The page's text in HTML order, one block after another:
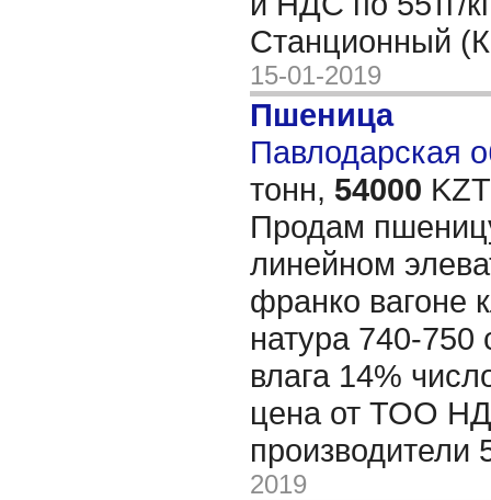
Станционный
15-01-2019
Пшеница
Павлодарская
тонн, 54000
Продам
линейном
франко вагоне
натура 740-750
влага 14%
цена от ТОО
производители
2019